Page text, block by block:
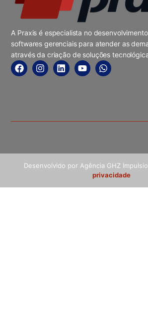
A Praxis é especialista no
softwares gerenciais para atender as
através da criação de soluções
Desenvolvido por Agência GHZ
privacidade